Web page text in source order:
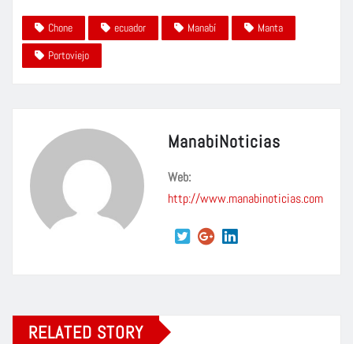
Chone ecuador Manabí
Manta
Portoviejo
ManabiNoticias
Web:
http://www.manabinoticias.com
RELATED STORY